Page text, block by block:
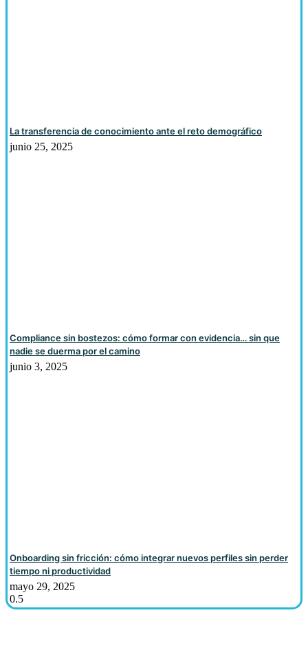
La transferencia de conocimiento ante el reto demográfico
junio 25, 2025
Compliance sin bostezos: cómo formar con evidencia… sin que
nadie se duerma por el camino
junio 3, 2025
Onboarding sin fricción: cómo integrar nuevos perfiles sin perder
tiempo ni productividad
mayo 29, 2025